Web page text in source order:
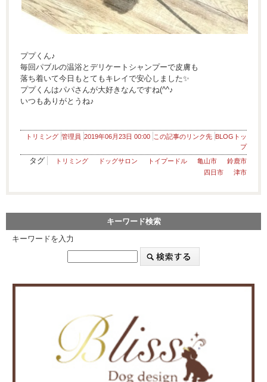
ププくん♪
毎回パブルの温浴とデリケートシャンプーで皮膚も
落ち着いて今日もとてもキレイで安心しました✨
ププくんはパパさんが大好きなんですね(^^♪
いつもありがとうね♪
トリミング 管理員 2019年06月23日 00:00 この記事のリンク先 BLOGトッ
プ
タグ トリミング ドッグサロン トイプードル 亀山市
鈴鹿市
四日市
津市
キーワード検索
キーワードを入力